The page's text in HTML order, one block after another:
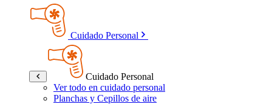
Cuidado Personal
Cuidado Personal
Ver todo en cuidado personal
Planchas y Cepillos de aire